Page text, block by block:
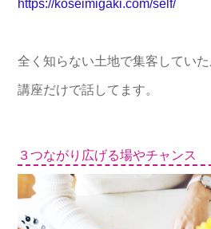
https://koseimigaki.com/self/
全く知らない土地で集客してい
講座だけで話してます。
３つながり広げる場やチャンス